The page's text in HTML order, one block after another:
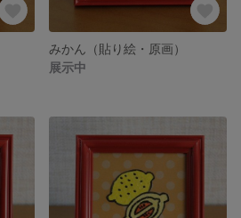
みかん（貼り絵・原画）
展示中